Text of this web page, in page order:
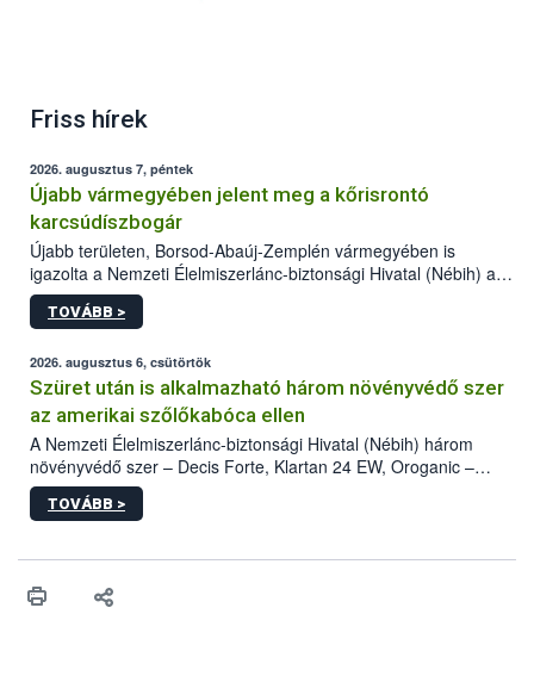
Friss hírek
2026. augusztus 7, péntek
Újabb vármegyében jelent meg a kőrisrontó
karcsúdíszbogár
Újabb területen, Borsod-Abaúj-Zemplén vármegyében is
igazolta a Nemzeti Élelmiszerlánc-biztonsági Hivatal (Nébih) a
kőrisrontó karcsúdíszbogár (Agrilus planipennis) jelenlétét. A
kártevőt nem csak színcsapdában találták meg, de már fertőzött
az intenzív felderítést, emellett az intézkedéseket a szlovák
hatósággal is összehangolják a terjedés megállítása érdekében.
TOVÁBB >
2026. augusztus 6, csütörtök
Szüret után is alkalmazható három növényvédő szer
az amerikai szőlőkabóca ellen
A Nemzeti Élelmiszerlánc-biztonsági Hivatal (Nébih) három
növényvédő szer – Decis Forte, Klartan 24 EW, Oroganic –
engedélyokiratát módosította, így azok a szüretet követően,
egészen a vesszőérettség (BBCH 91) stádiumáig
érésű szőlőkben is legyen lehetőség a károsító elleni további
felhasználók számára is elérhető és ökológiai termesztésben is
TOVÁBB >